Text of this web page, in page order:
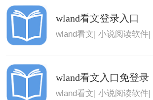
wland看文登录入口
wland看文 |小说阅读软件
wland看文入口免登录
wland看文|小说阅读软件|